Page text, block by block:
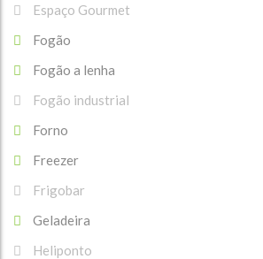
Espaço Gourmet
Fogão
Fogão a lenha
Fogão industrial
Forno
Freezer
Frigobar
Geladeira
Heliponto